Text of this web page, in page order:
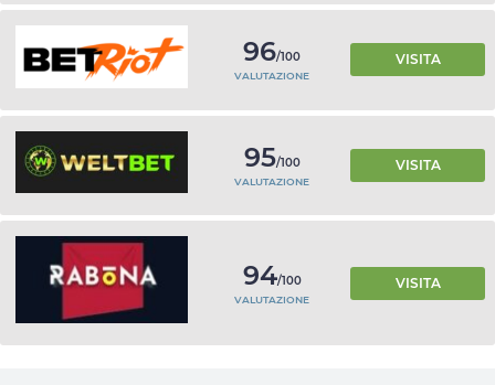
96/100
VALUTAZIONE
VISITA
95/100
VALUTAZIONE
VISITA
94/100
VALUTAZIONE
VISITA